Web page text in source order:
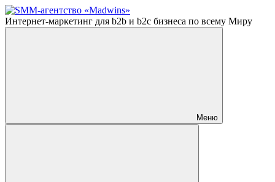
Интернет-маркетинг для b2b и b2c бизнеса по всему Миру
Меню